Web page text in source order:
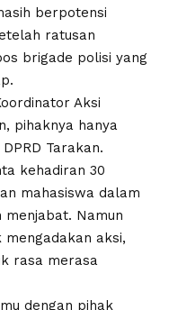
berpotensi
ratusan
brigade polisi yang
Aksi
pihaknya hanya
Tarakan.
kehadiran 30
mahasiswa dalam
menjabat. Namun
aksi,
rasa merasa
dengan pihak